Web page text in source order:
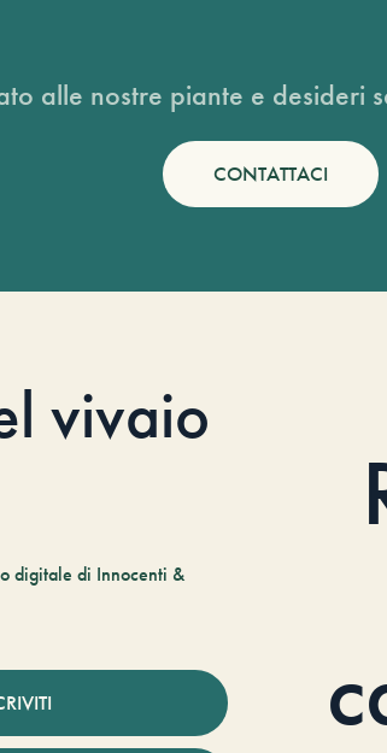
alle nostre piante e desideri
CONTATTACI
vivaio
digitale di Innocenti &